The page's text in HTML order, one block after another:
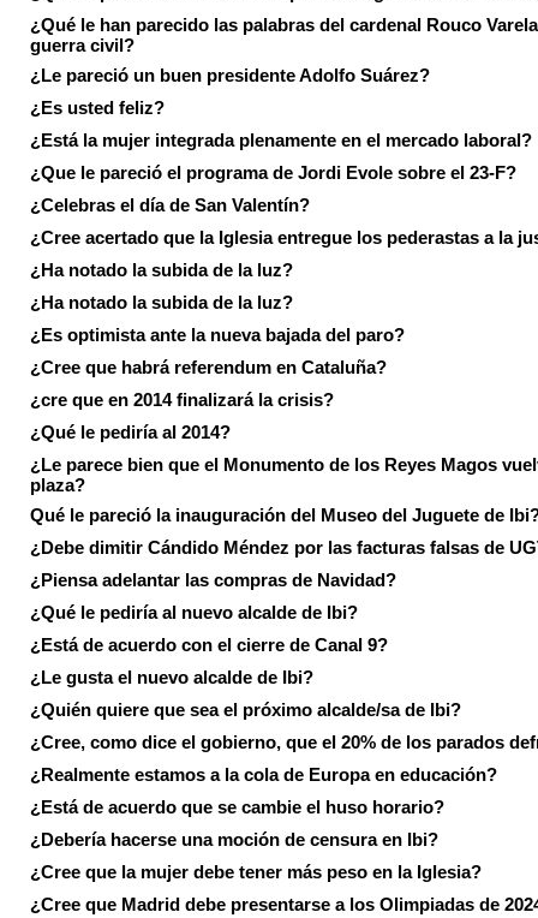
¿Qué le han parecido las palabras del cardenal Rouco
guerra civil?
¿Le pareció un buen presidente Adolfo Suárez?
¿Es usted feliz?
¿Está la mujer integrada plenamente en el mercado laboral?
¿Que le pareció el programa de Jordi Evole sobre el 23-F?
¿Celebras el día de San Valentín?
¿Cree acertado que la Iglesia entregue los pederastas a la
¿Ha notado la subida de la luz?
¿Ha notado la subida de la luz?
¿Es optimista ante la nueva bajada del paro?
¿Cree que habrá referendum en Cataluña?
¿cre que en 2014 finalizará la crisis?
¿Qué le pediría al 2014?
¿Le parece bien que el Monumento de los Reyes Magos
plaza?
Qué le pareció la inauguración del Museo del Juguete de
¿Debe dimitir Cándido Méndez por las facturas falsas de
¿Piensa adelantar las compras de Navidad?
¿Qué le pediría al nuevo alcalde de Ibi?
¿Está de acuerdo con el cierre de Canal 9?
¿Le gusta el nuevo alcalde de Ibi?
¿Quién quiere que sea el próximo alcalde/sa de Ibi?
¿Cree, como dice el gobierno, que el 20% de los parados
¿Realmente estamos a la cola de Europa en educación?
¿Está de acuerdo que se cambie el huso horario?
¿Debería hacerse una moción de censura en Ibi?
¿Cree que la mujer debe tener más peso en la Iglesia?
¿Cree que Madrid debe presentarse a los Olimpiadas de